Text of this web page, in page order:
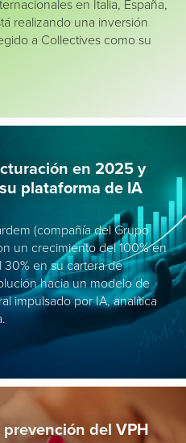
en Italia, España,
realizando una inversión
a Collectives como su
en 2025 y
plataforma de IA
(compañía del Grupo
un crecimiento del 100% en
en su cartera de
hacia un modelo de
impulsado por IA, analítica
del VPH